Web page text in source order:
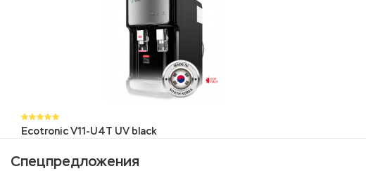
Ecotronic V11-U4T UV black
Спецпредложения